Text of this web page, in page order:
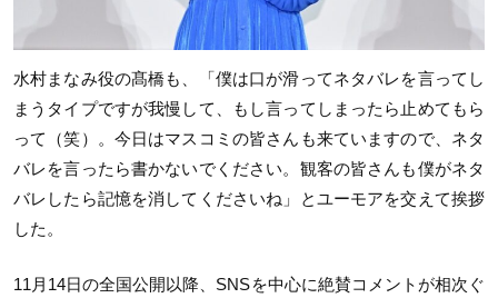
水村まなみ役の髙橋も、「僕は口が滑ってネタバレを言ってし
まうタイプですが我慢して、もし言ってしまったら止めてもら
って（笑）。今日はマスコミの皆さんも来ていますので、ネタ
バレを言ったら書かないでください。観客の皆さんも僕がネタ
バレしたら記憶を消してくださいね」とユーモアを交えて挨拶
した。
11月14日の全国公開以降、SNSを中心に絶賛コメントが相次ぐ